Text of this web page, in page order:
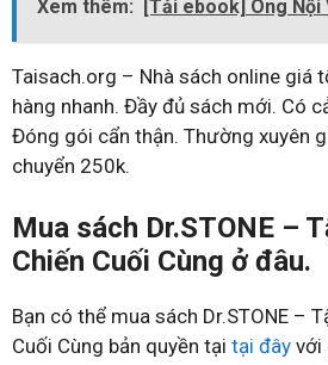
Xem thêm: [Tải ebook] Ông Nội
Taisach.org – Nhà sách online giá
hàng nhanh. Đầy đủ sách mới. Có
Đóng gói cẩn thận. Thường xuyên
chuyển 250k.
Mua sách Dr.STONE –
Chiến Cuối Cùng ở đâu.
Bạn có thể mua sách Dr.STONE –
Cuối Cùng bản quyền tại tại đây với